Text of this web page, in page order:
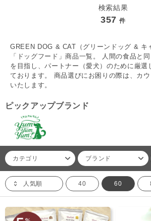
検索結果
357 件
GREEN DOG & CAT（グリーンドッグ & キ
「ドッグフード」商品一覧。 人間の食品と
を目指し、パートナー（愛犬）のために厳選
ております。 商品選びにお困りの際は、カ
いたします。
ピックアップブランド
カテゴリ ブランド
人気順 40 60